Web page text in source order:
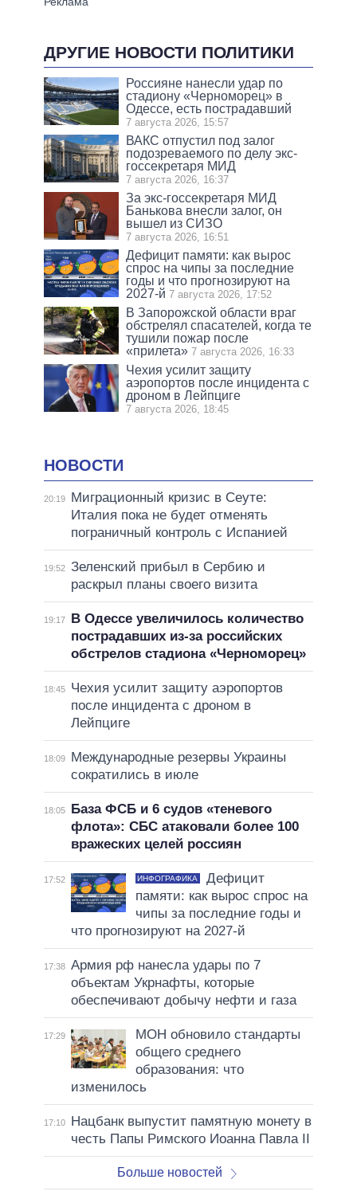
ДРУГИЕ НОВОСТИ ПОЛИТИКИ
Россияне нанесли удар по
стадиону «Черноморец» в
Одессе, есть пострадавший
7 августа 2026, 15:57
ВАКС отпустил под залог
подозреваемого по делу экс-
госсекретаря МИД
7 августа 2026, 16:37
За экс-госсекретаря МИД
Банькова внесли залог, он
вышел из СИЗО
7 августа 2026, 16:51
Дефицит памяти: как вырос
спрос на чипы за последние
годы и что прогнозируют на
2027-й 7 августа 2026, 17:52
В Запорожской области враг
обстрелял спасателей, когда те
тушили пожар после
«прилета» 7 августа 2026, 16:33
Чехия усилит защиту
аэропортов после инцидента с
дроном в Лейпциге
7 августа 2026, 18:45
НОВОСТИ
20:19
Миграционный кризис в Сеуте:
Италия пока не будет отменять
пограничный контроль с Испанией
19:52 Зеленский прибыл в Сербию и
раскрыл планы своего визита
19:17
В Одессе увеличилось количество
пострадавших из-за российских
обстрелов стадиона «Черноморец»
18:45
Чехия усилит защиту аэропортов
после инцидента с дроном в
Лейпциге
18:09
Международные резервы Украины
сократились в июле
18:05
База ФСБ и 6 судов «теневого
флота»: СБС атаковали более 100
вражеских целей россиян
17:52 ИНФОГРАФИКА
Дефицит
памяти: как вырос спрос на
чипы за последние годы и
что прогнозируют на 2027-й
17:38 Армия рф нанесла удары по 7
объектам Укрнафты, которые
обеспечивают добычу нефти и газа
17:29
МОН обновило стандарты
общего среднего
образования: что
изменилось
17:10
Нацбанк выпустит памятную монету в
честь Папы Римского Иоанна Павла II
Больше новостей